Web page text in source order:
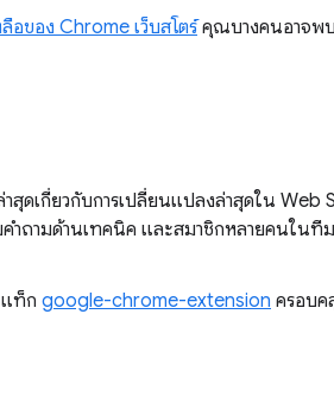
อของ Chrome เว็บสโตร์คุณบางคนอาจพ
สุดเกี่ยวกับการเปลี่ยนแปลงล่าสุดใน Web
ำถามด้านเทคนิค และสมาชิกหลายคนในที
ท็ก google-chrome-extension ครอบค